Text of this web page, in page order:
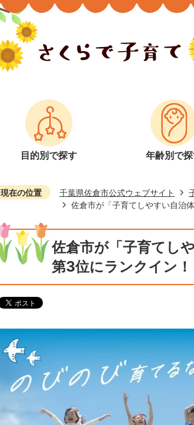
目的別で探す 年齢別で
現在の位置 千葉県佐倉市公式ウェブサイト
佐倉市が「子育てしやすい自治
佐倉市が「子育てし
第3位にランクイン！